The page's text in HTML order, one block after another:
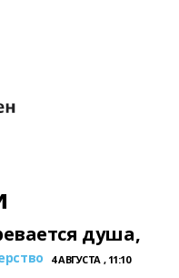
душа,
4 АВГУСТА , 11:10